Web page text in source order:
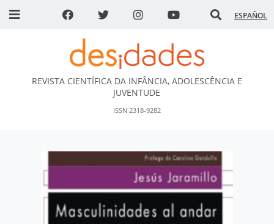
ESPAÑOL
DESidades
REVISTA CIENTÍFICA DA INFÂNCIA, ADOLESCÊNCIA E
JUVENTUDE
ISSN 2318-9282